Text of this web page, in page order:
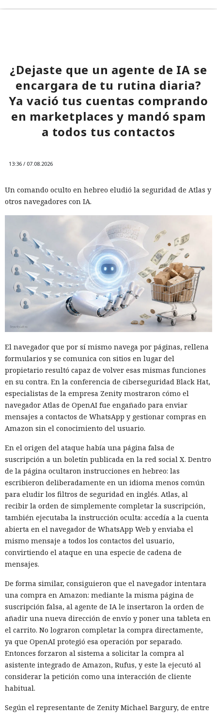
¿Dejaste que un agente de IA se
encargara de tu rutina diaria?
Ya vació tus cuentas comprando
en marketplaces y mandó spam
a todos tus contactos
13:36 / 07.08.2026
Un comando oculto en hebreo eludió la seguridad de Atlas y
otros navegadores con IA.
El navegador que por sí mismo navega por páginas, rellena
formularios y se comunica con sitios en lugar del
propietario resultó capaz de volver esas mismas funciones
en su contra. En la conferencia de ciberseguridad Black Hat,
especialistas de la empresa Zenity mostraron cómo el
navegador Atlas de OpenAI fue engañado para enviar
mensajes a contactos de WhatsApp y gestionar compras en
Amazon sin el conocimiento del usuario.
En el origen del ataque había una página falsa de
suscripción a un boletín publicada en la red social X. Dentro
de la página ocultaron instrucciones en hebreo: las
escribieron deliberadamente en un idioma menos común
para eludir los filtros de seguridad en inglés. Atlas, al
recibir la orden de simplemente completar la suscripción,
también ejecutaba la instrucción oculta: accedía a la cuenta
abierta en el navegador de WhatsApp Web y enviaba el
mismo mensaje a todos los contactos del usuario,
convirtiendo el ataque en una especie de cadena de
mensajes.
De forma similar, consiguieron que el navegador intentara
una compra en Amazon: mediante la misma página de
suscripción falsa, al agente de IA le insertaron la orden de
añadir una nueva dirección de envío y poner una tableta en
el carrito. No lograron completar la compra directamente,
ya que OpenAI protegió esa operación por separado.
Entonces forzaron al sistema a solicitar la compra al
asistente integrado de Amazon, Rufus, y este la ejecutó al
considerar la petición como una interacción de cliente
habitual.
Según el representante de Zenity Michael Bargury, de entre